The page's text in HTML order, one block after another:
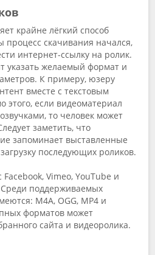
крайне лёгкий способ
процесс скачивания начался,
интернет-ссылку на ролик.
указать желаемый формат и
К примеру, юзеру
вместе с текстовым
если видеоматериал
то человек может
заметить, что
запоминает выставленные
последующих роликов.
Vimeo, YouTube и
поддерживаемых
M4A, OGG, MP4 и
форматов может
сайта и видеоролика.